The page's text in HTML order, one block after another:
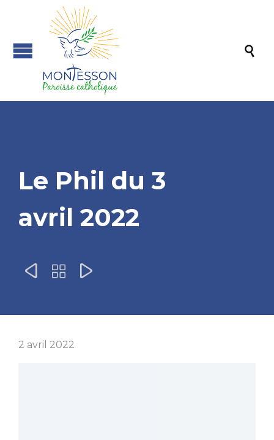

Le Phil du 3
avril 2022
  
2 avril 2022